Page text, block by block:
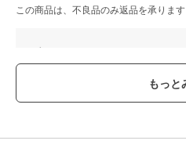
この商品は、不良品のみ返品を承ります
ブランド
性別タイプ
レディース